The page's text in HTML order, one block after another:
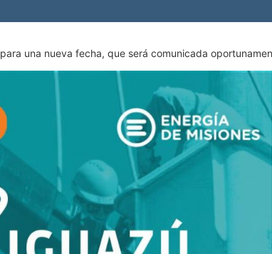
para una nueva fecha, que será comunicada